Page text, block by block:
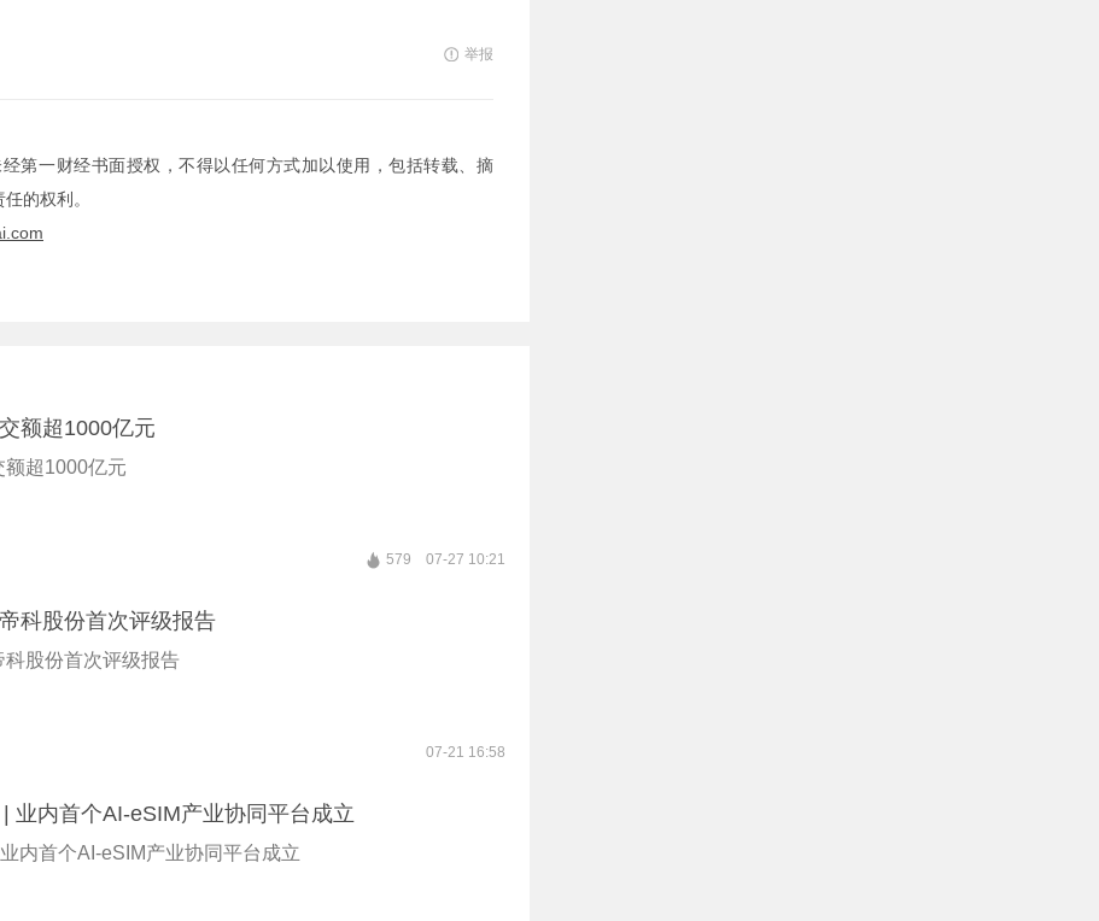
举报
第一财经书面授权，不得以任何方式加以使用，包括转载、摘
的权利。
额超1000亿元
超1000亿元
579 07-27 10:21
科股份首次评级报告
股份首次评级报告
07-21 16:58
业内首个AI-eSIM产业协同平台成立
内首个AI-eSIM产业协同平台成立